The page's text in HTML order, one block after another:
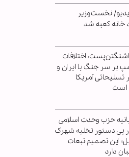
نخست‌وزیر
خانه کعبه شد
اختلافات
بر سر جنگ با ایران و
آمریکا
است
حزب وحدت اسلامی
پی دستور تخلیه شهرک
این تصمیم تبعات
دارد